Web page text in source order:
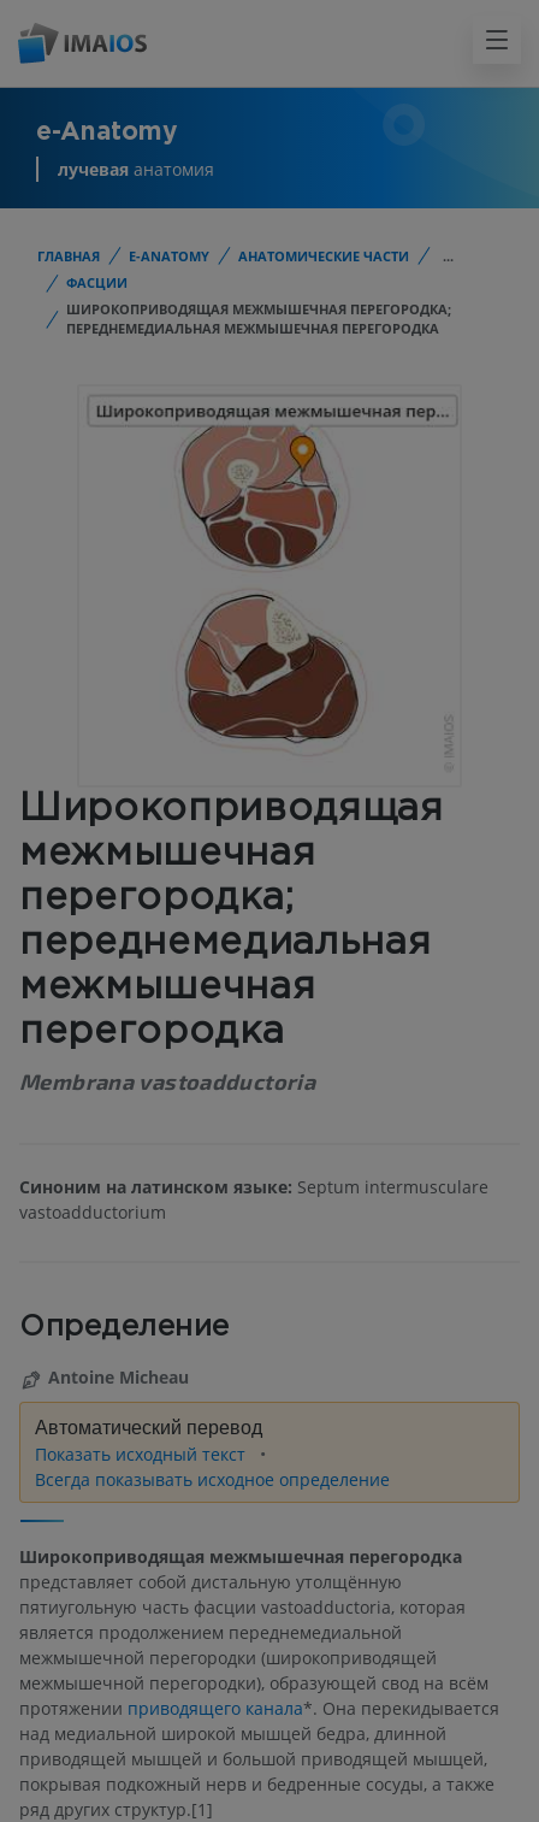
e-Anatomy
лучевая анатомия
ГЛАВНАЯ E-ANATOMY АНАТОМИЧЕСКИЕ ЧАСТИ
...
ФАСЦИИ
ШИРОКОПРИВОДЯЩАЯ МЕЖМЫШЕЧНАЯ ПЕРЕГОРОДКА;
ПЕРЕДНЕМЕДИАЛЬНАЯ МЕЖМЫШЕЧНАЯ ПЕРЕГОРОДКА
Широкоприводящая
межмышечная
перегородка;
переднемедиальная
межмышечная
перегородка
Membrana vastoadductoria
Синоним на латинском языке: Septum intermusculare
vastoadductorium
Определение
Antoine Micheau
Автоматический перевод
Показать исходный текст
Всегда показывать исходное определение
Широкоприводящая межмышечная перегородка
представляет собой дистальную утолщённую
пятиугольную часть фасции vastoadductoria, которая
является продолжением переднемедиальной
межмышечной перегородки (широкоприводящей
межмышечной перегородки), образующей свод на всём
протяжении приводящего канала*. Она перекидывается
над медиальной широкой мышцей бедра, длинной
приводящей мышцей и большой приводящей мышцей,
покрывая подкожный нерв и бедренные сосуды, а также
ряд других структур.[1]